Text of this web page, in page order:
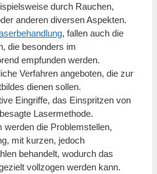
durch Rauchen,
anderen diversen Aspekten.
, fallen auch die
die besonders im
empfunden werden.
Verfahren angeboten, die zur
dienen sollen.
Eingriffe, das Einspritzen von
Lasermethode.
werden die Problemstellen,
mit kurzen, jedoch
behandelt, wodurch das
vollzogen werden kann.